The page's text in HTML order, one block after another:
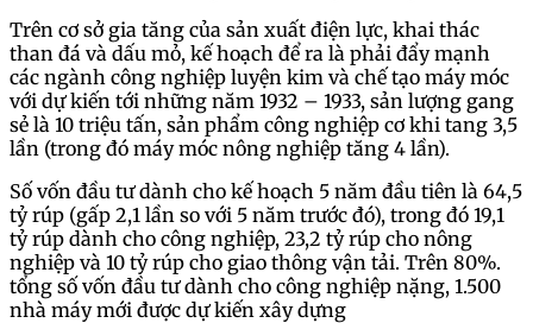
Trên cơ sở gia tăng của sản xuất điện lực, khai thác
than đá và dấu mỏ, kế hoạch để ra là phải đẩy mạnh
các ngành công nghiệp luyện kim và chế tạo máy móc
với dự kiến tới những năm 1932 – 1933, sản lượng gang
sẻ là 10 triệu tấn, sản phẩm công nghiệp cơ khi tang 3,5
lần (trong đó máy móc nông nghiệp tăng 4 lần).
Số vốn đầu tư dành cho kế hoạch 5 năm đầu tiên là 64,5
tỷ rúp (gấp 2,1 lần so với 5 năm trước đó), trong đó 19,1
tỷ rúp dành cho công nghiệp, 23,2 tỷ rúp cho nông
nghiệp và 10 tỷ rúp cho giao thông vận tải. Trên 80%.
tổng số vốn đầu tư dành cho công nghiệp nặng, 1.500
nhà máy mới được dự kiến xây dựng